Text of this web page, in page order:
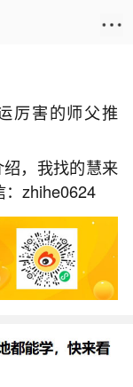
17 1 赞
害的师父推
，我找的慧来
：zhihe0624